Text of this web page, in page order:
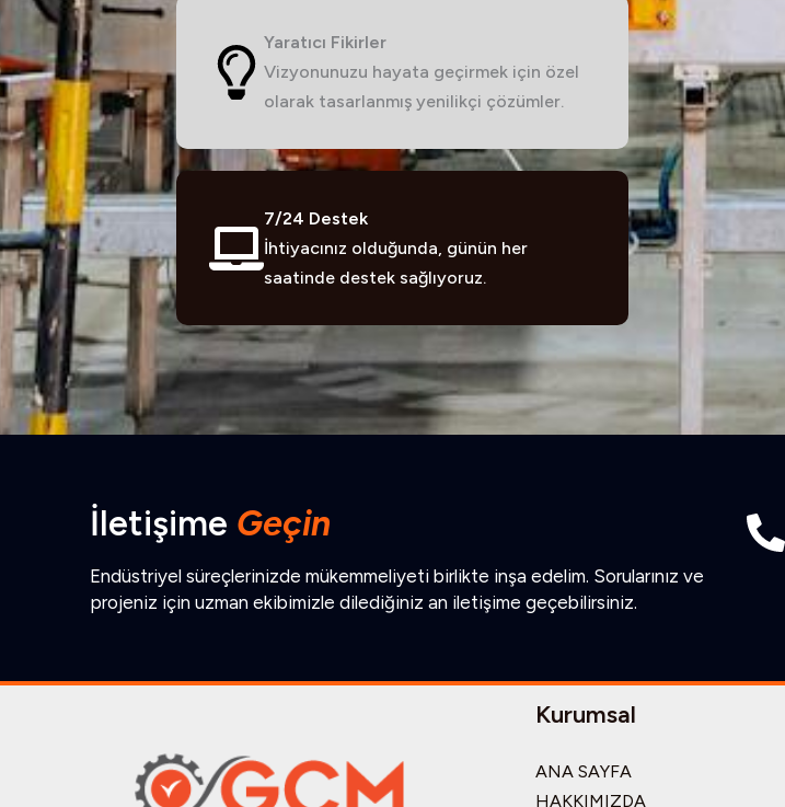
Yaratıcı Fikirler
Vizyonunuzu hayata geçirmek için özel
olarak tasarlanmış yenilikçi çözümler.
7/24 Destek
İhtiyacınız olduğunda, günün her
saatinde destek sağlıyoruz.
İletişime Geçin
Endüstriyel süreçlerinizde mükemmeliyeti birlikte inşa edelim. Sorularınız ve
projeniz için uzman ekibimizle dilediğiniz an iletişime geçebilirsiniz.
Kurumsal
ANA SAYFA
HAKKIMIZDA